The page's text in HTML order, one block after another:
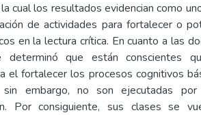
cual los resultados evidencian como
de actividades para fortalecer o
en la lectura crítica. En cuanto a las
determinó que están conscientes
el fortalecer los procesos cognitivos
sin embargo, no son ejecutadas por
Por consiguiente, sus clases se